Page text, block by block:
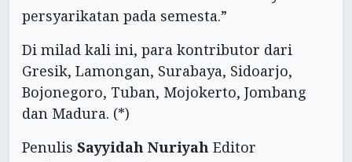
persyarikatan pada semesta.”
Di milad kali ini, para kontributor dari
Gresik, Lamongan, Surabaya, Sidoarjo,
Bojonegoro, Tuban, Mojokerto, Jombang
dan Madura. (*)
Penulis Sayyidah Nuriyah Editor